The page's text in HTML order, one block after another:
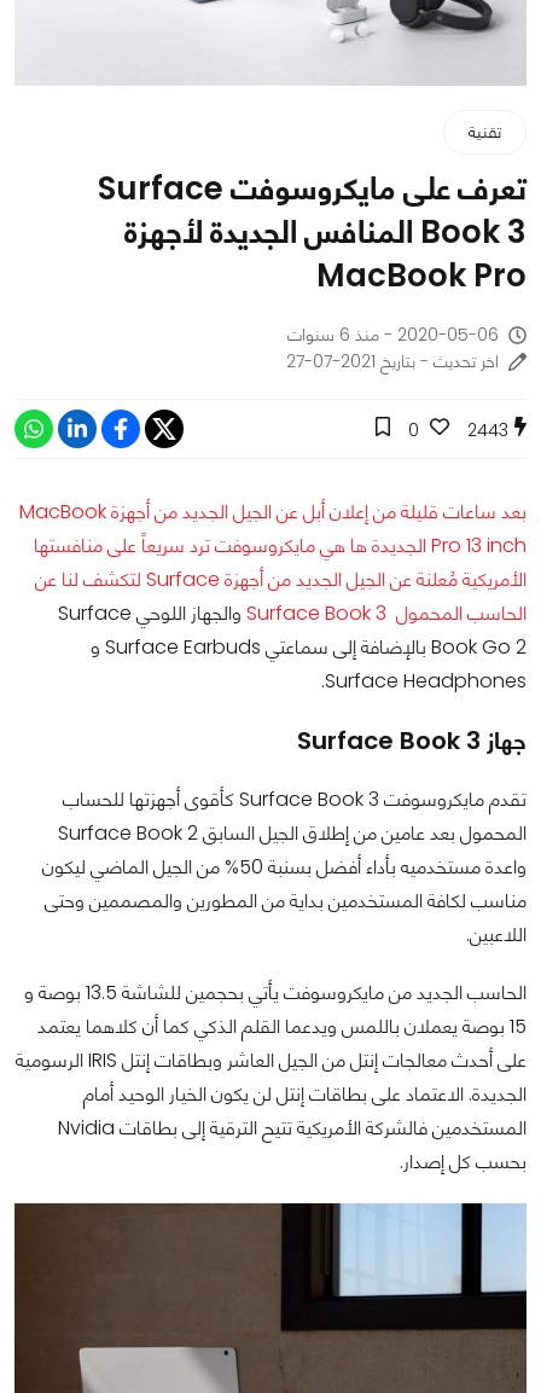
تقنية
تعرف على مايكروسوفت Surface
Book 3 المنافس الجديدة لأجهزة
MacBook Pro
2020-05-06 - منذ 6 سنوات
اخر تحديث - بتاريخ 2021-07-27
2443
0
بعد ساعات قليلة من إعلان أبل عن الجيل الجديد من أجهزة MacBook
Pro 13 inch الجديدة ها هي مايكروسوفت ترد سريعاً على منافستها
الأمريكية مُعلنة عن الجيل الجديد من أجهزة Surface لتكشف لنا عن
الحاسب المحمول Surface Book 3
والجهاز اللوحي Surface
Book Go 2 بالإضافة إلى سماعتي Surface Earbuds و
Surface Headphones.
جهاز Surface Book 3
تقدم مايكروسوفت Surface Book 3 كأقوى أجهزتها للحساب
المحمول بعد عامين من إطلاق الجيل السابق Surface Book 2
واعدة مستخدميه بأداء أفضل بسنبة 50% من الجيل الماضي ليكون
مناسب لكافة المستخدمين بداية من المطورين والمصممين وحتى
اللاعبين.
الحاسب الجديد من مايكروسوفت يأتي بحجمين للشاشة 13.5 بوصة و
15 بوصة يعملان باللمس ويدعما القلم الذكي كما أن كلاهما يعتمد
على أحدث معالجات إنتل من الجيل العاشر وبطاقات إنتل IRIS الرسومية
الجديدة. الاعتماد على بطاقات إنتل لن يكون الخيار الوحيد أمام
المستخدمين فالشركة الأمريكية تتيح الترقية إلى بطاقات Nvidia
بحسب كل إصدار.